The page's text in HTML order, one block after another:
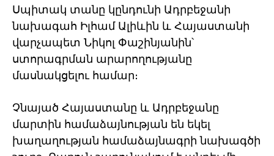
Սպիտակ տանը կընդունի Ադրբեջանի
նախագահ Իլհամ Ալիևին և Հայաստանի
վարչապետ Նիկոլ Փաշինյանին՝
ստորագրման արարողությանը
մասնակցելու համար։
Չնայած Հայաստանը և Ադրբեջանը
մարտին համաձայնության են եկել
խաղաղության համաձայնագրի նախագծի